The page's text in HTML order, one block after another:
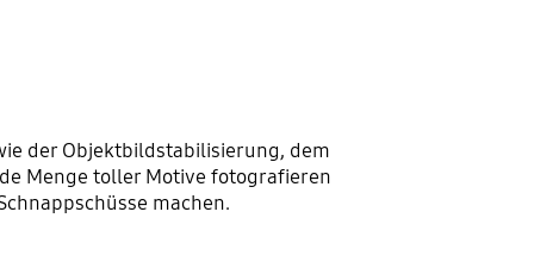
der Objektbildstabilisierung, dem
Menge toller Motive fotografieren
machen.